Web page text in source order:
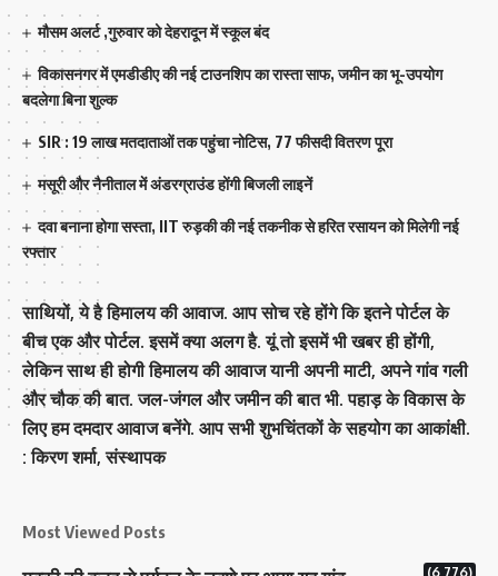
मौसम अलर्ट ,गुरुवार को देहरादून में स्कूल बंद
विकासनगर में एमडीडीए की नई टाउनशिप का रास्ता साफ, जमीन का भू-उपयोग
बदलेगा बिना शुल्क
SIR : 19 लाख मतदाताओं तक पहुंचा नोटिस, 77 फीसदी वितरण पूरा
मसूरी और नैनीताल में अंडरग्राउंड होंगी बिजली लाइनें
दवा बनाना होगा सस्ता, IIT रुड़की की नई तकनीक से हरित रसायन को मिलेगी नई
रफ्तार
साथियों, ये है हिमालय की आवाज. आप सोच रहे होंगे कि इतने पोर्टल के
बीच एक और पोर्टल. इसमें क्या अलग है. यूं तो इसमें भी खबर ही होंगी,
लेकिन साथ ही होगी हिमालय की आवाज यानी अपनी माटी, अपने गांव गली
और चौक की बात. जल-जंगल और जमीन की बात भी. पहाड़ के विकास के
लिए हम दमदार आवाज बनेंगे. आप सभी शुभचिंतकों के सहयोग का आकांक्षी.
: किरण शर्मा, संस्‍थापक
Most Viewed Posts
(6,776)